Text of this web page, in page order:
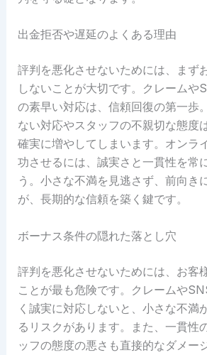
出金拒否や遅延のよくある理由
評判を悪化させないためには、まず
しないことが大切です。クレームや
の素早い対応は、信頼回復の第一歩
ない対応やスタッフの不親切な態度
確実に増やしてしまいます。オンラ
功させるには、誠実さと一貫性を常
う。小さな不満を見逃さず、前向き
が、長期的な信頼を築く鍵です。
ボーナス条件の隠れた落とし穴
評判を悪化させないためには、お客
ことが最も危険です。クレームや
く誠実に対応しないと、小さな不満
るリスクがあります。また、一貫性
ッフの態度の悪さも直接的なダメー